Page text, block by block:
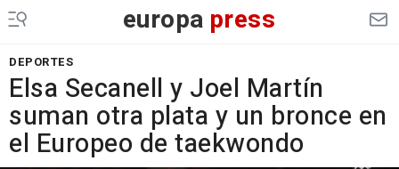
europa press
DEPORTES
Elsa Secanell y Joel Martín
suman otra plata y un bronce en
el Europeo de taekwondo